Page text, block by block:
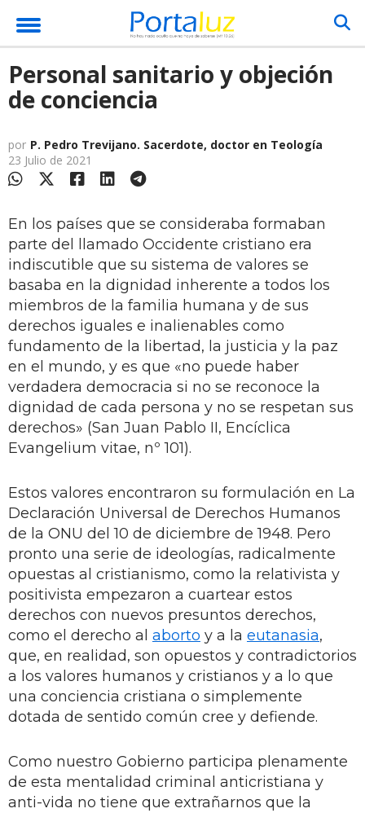
Personal sanitario y objeción
de conciencia
por P. Pedro Trevijano. Sacerdote, doctor en Teología
23 Julio de 2021
En los países que se consideraba formaban
parte del llamado Occidente cristiano era
indiscutible que su sistema de valores se
basaba en la dignidad inherente a todos los
miembros de la familia humana y de sus
derechos iguales e inalienables como
fundamento de la libertad, la justicia y la paz
en el mundo, y es que «no puede haber
verdadera democracia si no se reconoce la
dignidad de cada persona y no se respetan sus
derechos» (San Juan Pablo II, Encíclica
Evangelium vitae, nº 101).
Estos valores encontraron su formulación en La
Declaración Universal de Derechos Humanos
de la ONU del 10 de diciembre de 1948. Pero
pronto una serie de ideologías, radicalmente
opuestas al cristianismo, como la relativista y
positivista empezaron a cuartear estos
derechos con nuevos presuntos derechos,
como el derecho al aborto y a la eutanasia,
que, en realidad, son opuestos y contradictorios
a los valores humanos y cristianos y a lo que
una conciencia cristiana o simplemente
dotada de sentido común cree y defiende.
Como nuestro Gobierno participa plenamente
de esta mentalidad criminal anticristiana y
anti-vida no tiene que extrañarnos que la